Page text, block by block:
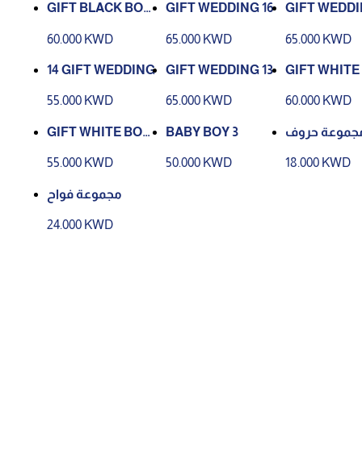
GIFT BLACK BOX
60.000 KWD
GIFT WEDDING 16
65.000 KWD
GIFT
65.000 KWD
14 GIFT WEDDING
55.000 KWD
GIFT WEDDING 13
65.000 KWD
GIFT WHITE
60.000 KWD
GIFT WHITE BOX
55.000 KWD
BABY BOY 3
50.000 KWD
حروف
18.000 KWD
مجموعة فواح
24.000 KWD